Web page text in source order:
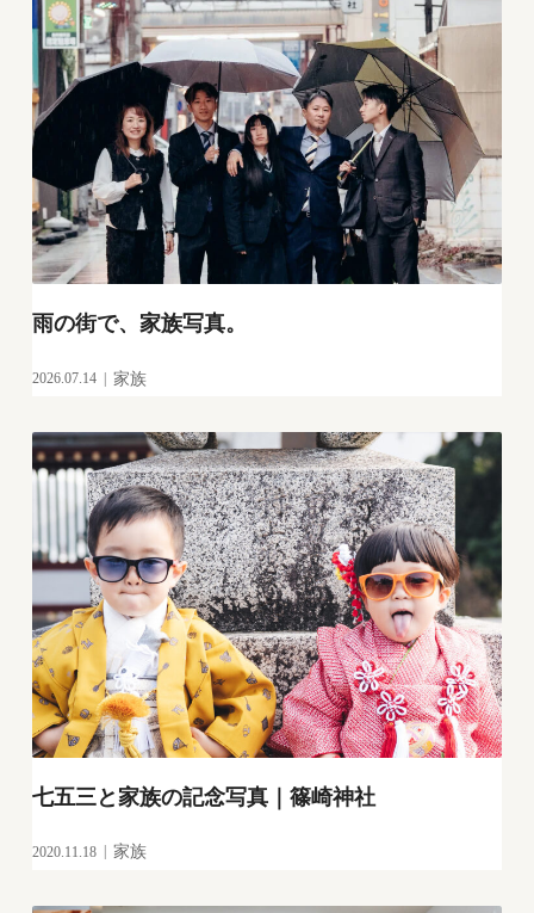
雨の街で、家族写真。
2026.07.14 家族
七五三と家族の記念写真｜篠崎神社
2020.11.18 家族